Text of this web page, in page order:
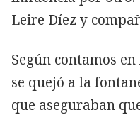
Leire Díez y
Según contamos en
se quejó a la
que aseguraban